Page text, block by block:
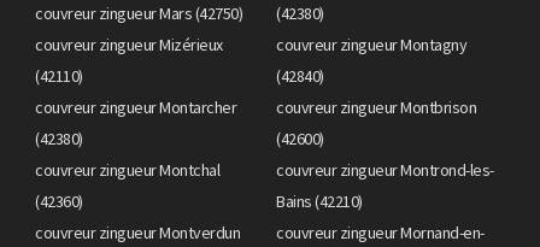
couvreur zingueur Mars (42750)
(42380)
couvreur zingueur Mizérieux
(42110)
couvreur zingueur Montagny
(42840)
couvreur zingueur Montarcher
(42380)
couvreur zingueur Montbrison
(42600)
couvreur zingueur Montchal
(42360)
couvreur zingueur Montrond-les-
Bains (42210)
couvreur zingueur Montverdun
couvreur zingueur Mornand-en-